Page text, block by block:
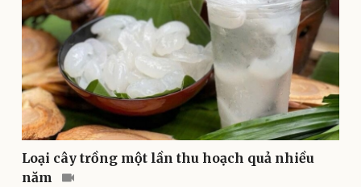
Di sản
Loại cây trồng một lần thu hoạch quả nhiều
năm